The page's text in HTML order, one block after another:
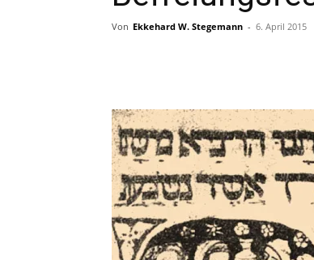
Von Ekkehard W. Stegemann - 6. April 2015